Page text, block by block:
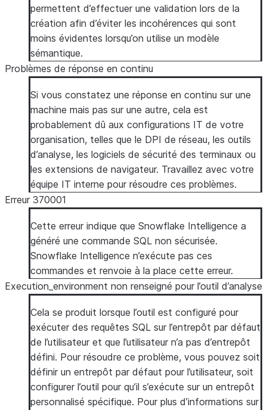
permettent d’effectuer une validation lors de la
création afin d’éviter les incohérences qui sont
moins évidentes lorsqu’on utilise un modèle
sémantique.
Problèmes de réponse en continu
Si vous constatez une réponse en continu sur une
machine mais pas sur une autre, cela est
probablement dû aux configurations IT de votre
organisation, telles que le DPI de réseau, les outils
d’analyse, les logiciels de sécurité des terminaux ou
les extensions de navigateur. Travaillez avec votre
équipe IT interne pour résoudre ces problèmes.
Erreur 370001
Cette erreur indique que Snowflake Intelligence a
généré une commande SQL non sécurisée.
Snowflake Intelligence n’exécute pas ces
commandes et renvoie à la place cette erreur.
Execution_environment non renseigné pour l’outil d’analyse
Cela se produit lorsque l’outil est configuré pour
exécuter des requêtes SQL sur l’entrepôt par défaut
de l’utilisateur et que l’utilisateur n’a pas d’entrepôt
défini. Pour résoudre ce problème, vous pouvez soit
définir un entrepôt par défaut pour l’utilisateur, soit
configurer l’outil pour qu’il s’exécute sur un entrepôt
personnalisé spécifique. Pour plus d’informations sur